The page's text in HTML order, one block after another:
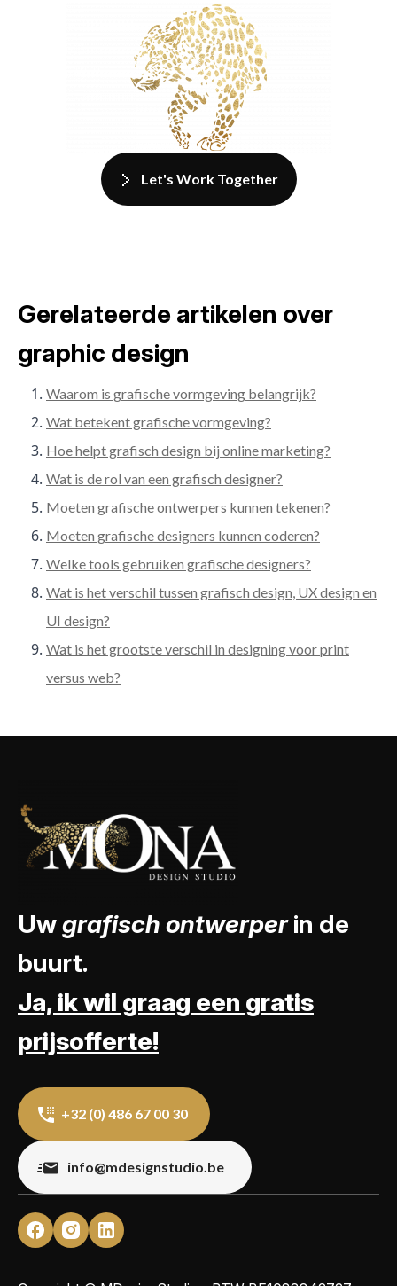
Let's Work Together
Gerelateerde artikelen over
graphic design
Waarom is grafische vormgeving belangrijk?
Wat betekent grafische vormgeving?
Hoe helpt grafisch design bij online marketing?
Wat is de rol van een grafisch designer?
Moeten grafische ontwerpers kunnen tekenen?
Moeten grafische designers kunnen coderen?
Welke tools gebruiken grafische designers?
Wat is het verschil tussen grafisch design, UX design en
UI design?
Wat is het grootste verschil in designing voor print
versus web?
Uwgrafisch ontwerperin de
buurt.
Ja, ik wil graag een gratis
prijsofferte!
+32 (0) 486 67 00 30
info@mdesignstudio.be